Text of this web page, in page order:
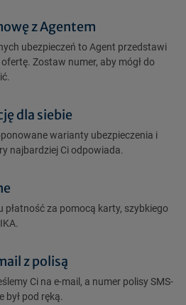
z Agentem
ubezpieczeń to Agent przedstawi
Zostaw numer, aby mógł do
dla siebie
warianty ubezpieczenia i
najbardziej Ci odpowiada.
płatność za pomocą karty, szybkiego
z polisą
Ci na e-mail, a numer polisy SMS-
był pod ręką.